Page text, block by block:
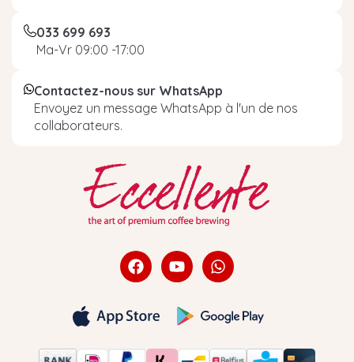
033 699 693
Ma-Vr 09:00 -17:00
Contactez-nous sur WhatsApp
Envoyez un message WhatsApp à l'un de nos
collaborateurs.